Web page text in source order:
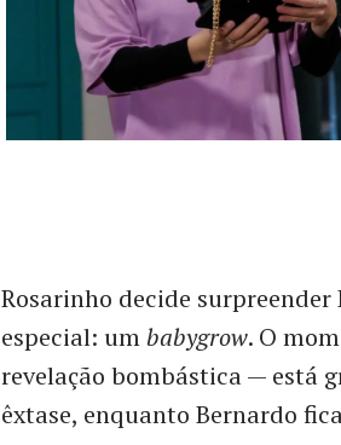
Rosarinho decide
especial: umbabygrow. O
revelação bombástica — está
êxtase, enquanto Bernardo